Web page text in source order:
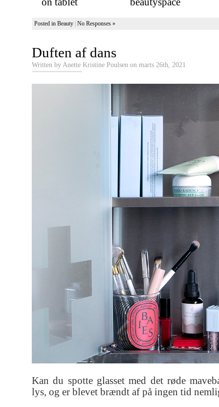
Posted in Beauty No Responses »
Duften af dans
Written by Anette Kristine Poulsen on marts 26th, 2021
Kan du spotte glasset med det røde
lys, og er blevet brændt af på ingen tid